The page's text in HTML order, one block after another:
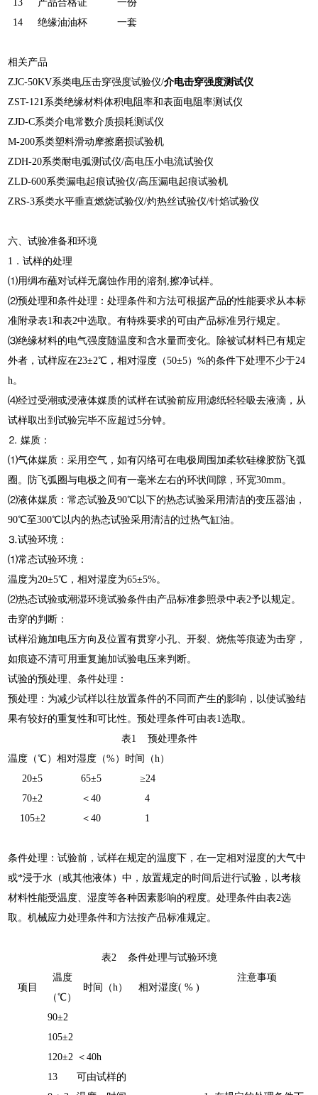
13
产品合格证
一份
14
绝缘油油杯 一套
相关产品
ZJC-50KV系类电压击穿强度试验仪/介电击穿强度测试仪
ZST-121系类绝缘材料体积电阻率和表面电阻率测试仪
ZJD-C系类介电常数介质损耗测试仪
M-200系类塑料滑动摩擦磨损试验机
ZDH-20系类耐电弧测试仪/高电压小电流试验仪
ZLD-600系类漏电起痕试验仪/高压漏电起痕试验机
ZRS-3系类水平垂直燃烧试验仪/灼热丝试验仪/针焰试验仪
六、试验准备和环境
1．试样的处理
⑴用绸布蘸对试样无腐蚀作用的溶剂,擦净试样。
⑵预处理和条件处理：处理条件和方法可根据产品的性能要求从本标
准附录表1和表2中选取。有特殊要求的可由产品标准另行规定。
⑶绝缘材料的电气强度随温度和含水量而变化。除被试材料已有规定
外者，试样应在23±2℃，相对湿度（50±5）%的条件下处理不少于24
h。
⑷经过受潮或浸液体媒质的试样在试验前应用滤纸轻轻吸去液滴，从
试样取出到试验完毕不应超过5分钟。
⒉ 媒质：
⑴气体媒质：采用空气，如有闪络可在电极周围加柔软硅橡胶防飞弧
圈。防飞弧圈与电极之间有一毫米左右的环状间隙，环宽30mm。
⑵液体媒质：常态试验及90℃以下的热态试验采用清洁的变压器油，
90℃至300℃以内的热态试验采用清洁的过热气缸油。
⒊试验环境：
⑴常态试验环境：
温度为20±5℃，相对湿度为65±5%。
⑵热态试验或潮湿环境试验条件由产品标准参照录中表2予以规定。
击穿的判断：
试样沿施加电压方向及位置有贯穿小孔、开裂、烧焦等痕迹为击穿，
如痕迹不清可用重复施加试验电压来判断。
试验的预处理、条件处理：
预处理：为减少试样以往放置条件的不同而产生的影响，以使试验结
果有较好的重复性和可比性。预处理条件可由表1选取。
表1 预处理条件
温度（℃）相对湿度（%） 时间（h）
20±5
65±5
≥24
70±2
＜40
4
105±2
＜40 1
条件处理：试验前，试样在规定的温度下，在一定相对湿度的大气中
或*浸于水（或其他液体）中，放置规定的时间后进行试验，以考核
材料性能受温度、湿度等各种因素影响的程度。处理条件由表2选
取。机械应力处理条件和方法按产品标准规定。
表2 条件处理与试验环境
项目
温度
（℃）
时间（h） 相对湿度( % )
注意事项
90±2
105±2
120±2
13
＜40h
可由试样的